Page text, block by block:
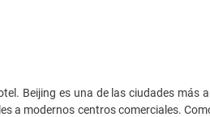
Beijing es una de las ciudades más
a modernos centros comerciales.